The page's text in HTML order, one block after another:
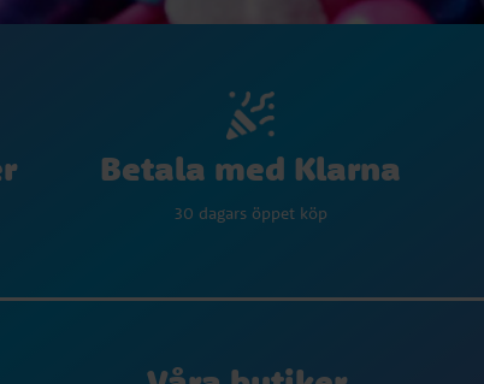
Betala med Klarna
30 dagars öppet köp